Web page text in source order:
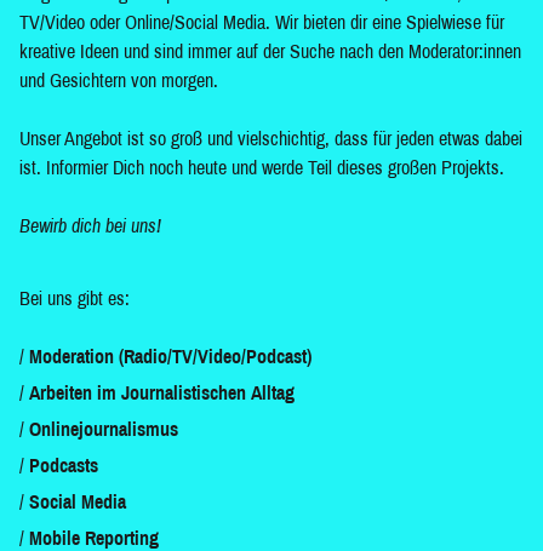
TV/Video oder Online/Social Media. Wir bieten dir eine Spielwiese für
kreative Ideen und sind immer auf der Suche nach den Moderator:innen
und Gesichtern von morgen.
Unser Angebot ist so groß und vielschichtig, dass für jeden etwas dabei
ist. Informier Dich noch heute und werde Teil dieses großen Projekts.
Bewirb dich bei uns!
Bei uns gibt es:
Moderation (Radio/TV/Video/Podcast)
Arbeiten im Journalistischen Alltag
Onlinejournalismus
Podcasts
Social Media
Mobile Reporting